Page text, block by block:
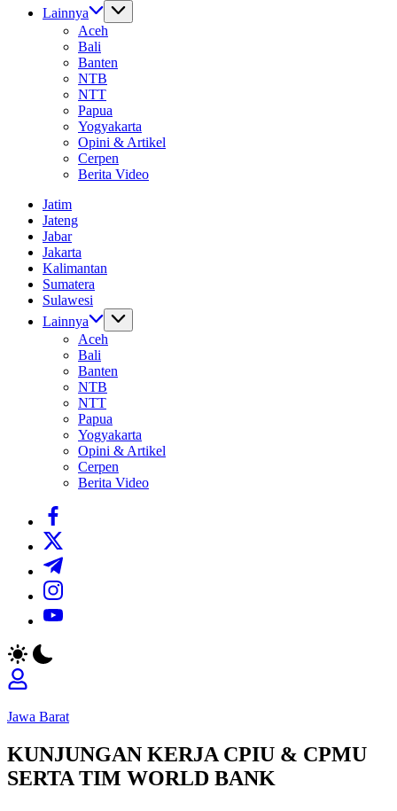
Lainnya
Aceh
Bali
Banten
NTB
NTT
Papua
Yogyakarta
Opini & Artikel
Cerpen
Berita Video
Jatim
Jateng
Jabar
Jakarta
Kalimantan
Sumatera
Sulawesi
Lainnya
Aceh
Bali
Banten
NTB
NTT
Papua
Yogyakarta
Opini & Artikel
Cerpen
Berita Video
https://www.facebook.com/
https://twitter.com/
https://t.me/
https://www.instagram.com/
https://youtube.com/
Jawa Barat
KUNJUNGAN KERJA CPIU & CPMU
SERTA TIM WORLD BANK